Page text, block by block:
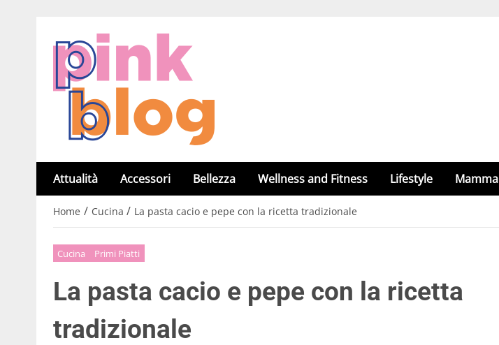
Attualità Accessori Bellezza Wellness and Fitness Lifestyle Mamma
Home / Cucina / La pasta cacio e pepe con la ricetta tradizionale
Cucina Primi Piatti
La pasta cacio e pepe con la ricetta
tradizionale